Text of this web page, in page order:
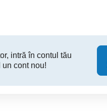
intră în contul tău
cont nou!